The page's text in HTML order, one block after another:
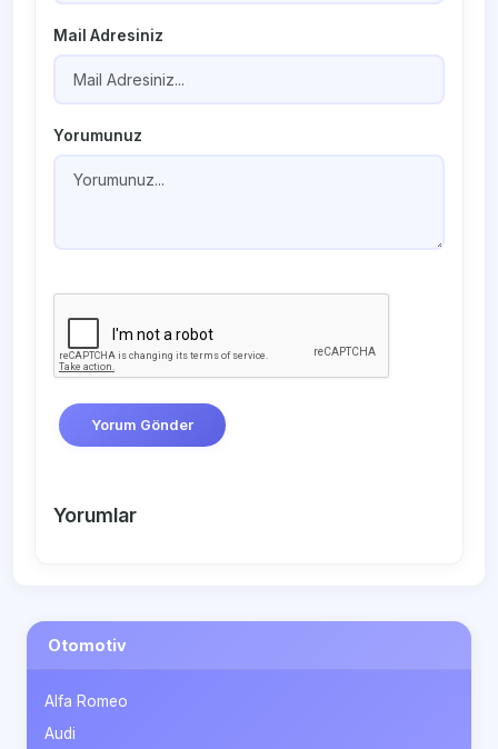
Mail Adresiniz
Yorumunuz
Yorum Gönder
Yorumlar
Otomotiv
Alfa Romeo
Audi